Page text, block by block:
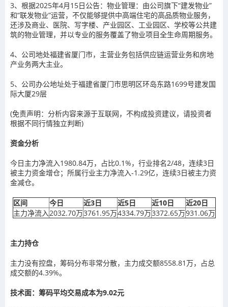
3、根据2025年4月15日公告：物业管理：由公司旗下“建发物业”
和“联发物业”运营，不仅能够提供中高端住宅的高品质物业服务，
还涉及商业、医院、写字楼、产业园区、工业园区、学校等公共建
筑的物业管理，并以专业的服务覆盖了物业项目全生命周期服务。
4、公司地处福建省厦门市，主营业务包括供应链运营业务和房地
产业务两大主业。
5、公司办公地址处于福建省厦门市思明区环岛东路1699号建发国
际大厦29层
(免责声明：分析内容来源于互联网，不构成投资建议，请投资者
根据不同行情独立判断)
资金分析
今日主力净流入1980.84万，占比0.1%，行业排名2/48，连续3日
被主力资金增仓；所属行业主力净流入-1.29亿，连续3日被主力资
金减仓。
区间 今日 近3日 近5日 近10日
近20日
主力净流入2032.70万3761.95万4334.79万3372.65万931.06万
主力持仓
主力没有控盘，筹码分布非常分散，主力成交额8558.81万，占总
成交额的4.39%。
技术面：筹码平均交易成本为9.02元